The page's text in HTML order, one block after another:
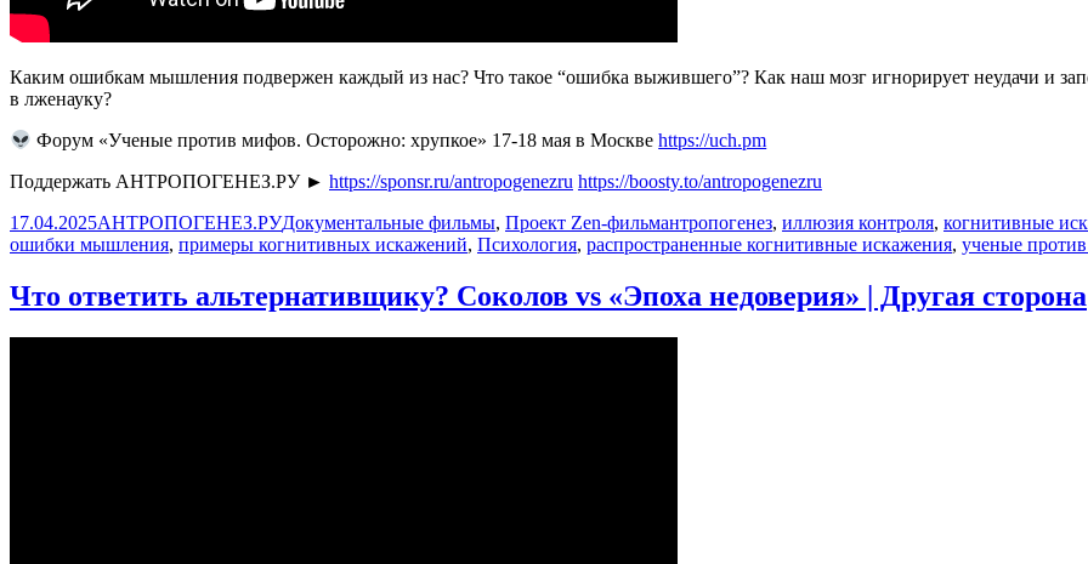
Каким ошибкам мышления подвержен каждый из нас? Что такое “ошибка выжившего”? Как наш мозг игнорирует неудачи и
в лженауку?
Форум «Ученые против мифов. Осторожно: хрупкое» 17-18 мая в Москвеhttps://uch.pm
Поддержать АНТРОПОГЕНЕЗ.РУ ► https://sponsr.ru/antropogenezru https://boosty.to/antropogenezru
Опубликовано
17.04.2025Автор
АНТРОПОГЕНЕЗ.РУРубрики
Документальные фильмы, Проект Zen-фильмМетки
антропогенез, иллюзия контроля, когнитивные
ошибки мышления, примеры когнитивных искажений, Психология, распространенные когнитивные искажения, ученые
Что ответить альтернативщику? Соколов vs «Эпоха недоверия» | Другая сторона